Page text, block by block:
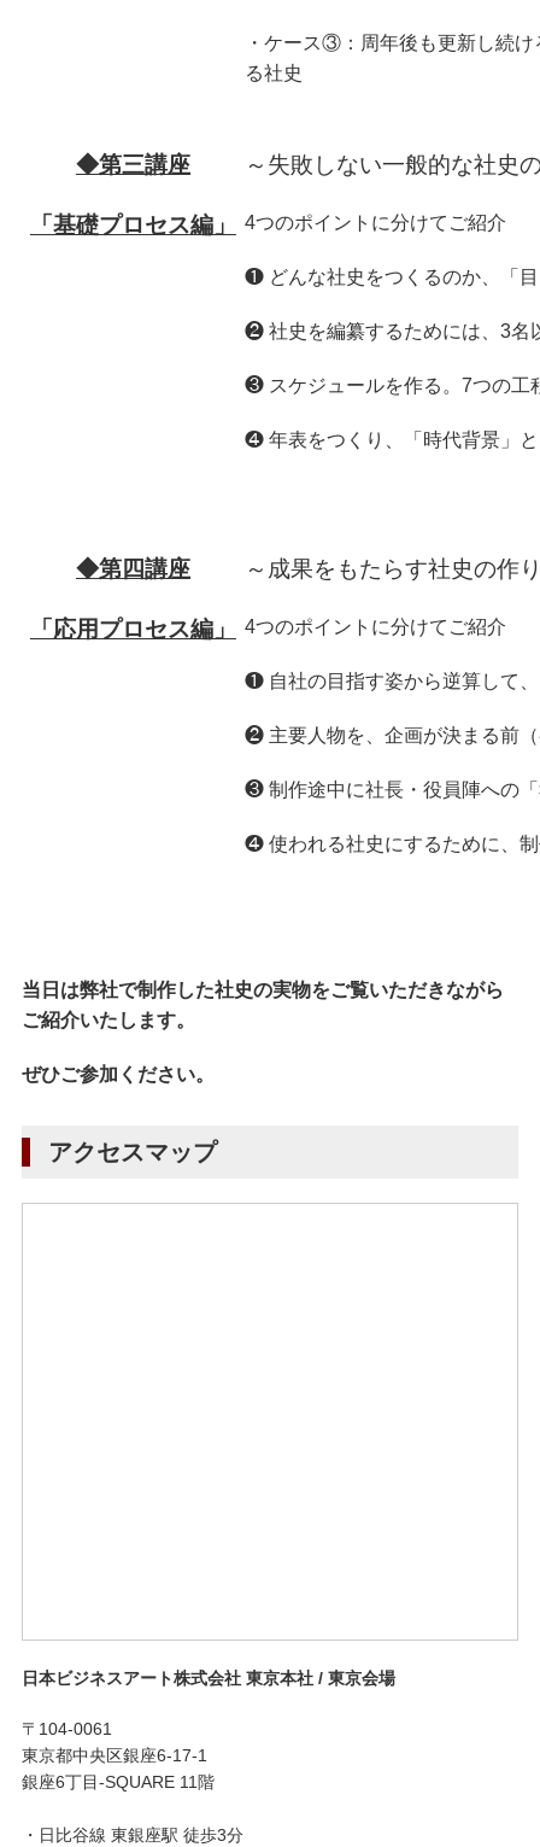
・ケース③：周年後も更新し続
る社史
◆第三講座
「基礎プロセス編」
～失敗しない一般的な社史
4つのポイントに分けてご紹介
❶ どんな社史をつくるのか、「
❷ 社史を編纂するためには、3名
❸ スケジュールを作る。7つの工
❹ 年表をつくり、「時代背景」
◆第四講座
「応用プロセス編」
～成果をもたらす社史の作
4つのポイントに分けてご紹介
❶ 自社の目指す姿から逆算して
❷ 主要人物を、企画が決まる前
❸ 制作途中に社長・役員陣への
❹ 使われる社史にするために、
当日は弊社で制作した社史の実物をご覧いただきながら
ご紹介いたします。
ぜひご参加ください。
アクセスマップ
日本ビジネスアート株式会社 東京本社 / 東京会場
〒104-0061
東京都中央区銀座6-17-1
銀座6丁目-SQUARE 11階
・日比谷線 東銀座駅 徒歩3分